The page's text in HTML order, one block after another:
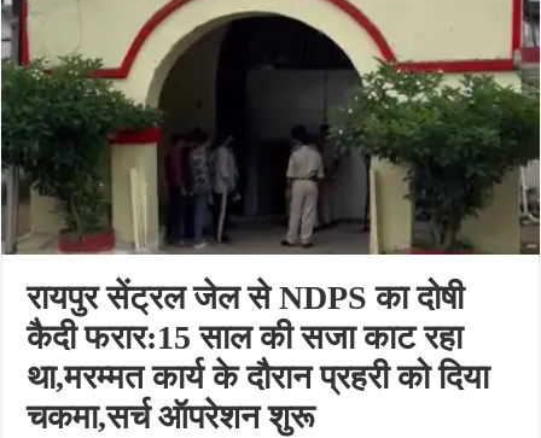
रायपुर सेंट्रल जेल से NDPS का दोषी
कैदी फरार:15 साल की सजा काट रहा
था,मरम्मत कार्य के दौरान प्रहरी को दिया
चकमा,सर्च ऑपरेशन शुरू